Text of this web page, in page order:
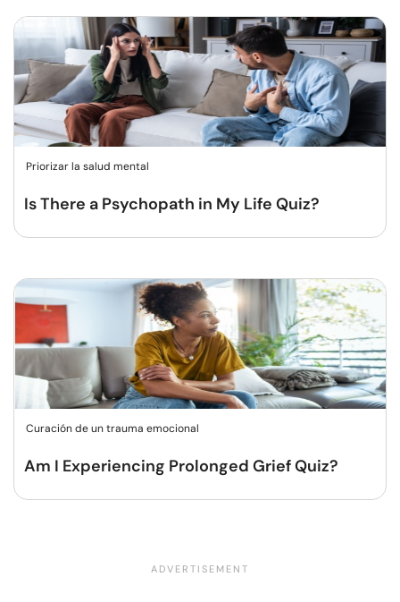
Priorizar la salud mental
Is There a Psychopath in My Life Quiz?
Curación de un trauma emocional
Am I Experiencing Prolonged Grief Quiz?